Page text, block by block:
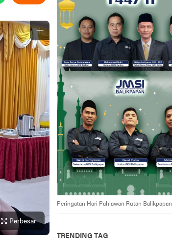
Perbesar
Peringatan Hari Pahlawan Rutan Balikpapan
TRENDING TAG